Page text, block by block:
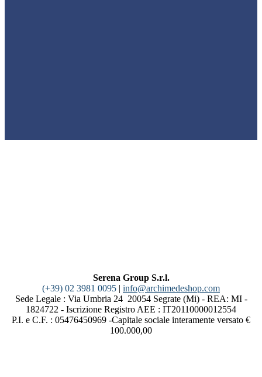
Serena Group S.r.l.
(+39) 02 3981 0095 | info@archimedeshop.com
Sede Legale : Via Umbria 24 20054 Segrate (Mi) - REA: MI -
1824722 - Iscrizione Registro AEE : IT20110000012554
P.I. e C.F. : 05476450969 -Capitale sociale interamente versato €
100.000,00